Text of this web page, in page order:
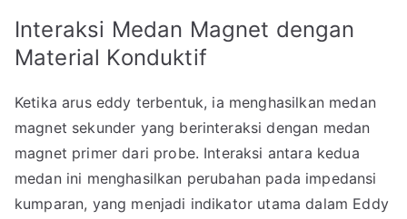
Interaksi Medan Magnet dengan
Material Konduktif
Ketika arus eddy terbentuk, ia menghasilkan medan
magnet sekunder yang berinteraksi dengan medan
magnet primer dari probe. Interaksi antara kedua
medan ini menghasilkan perubahan pada impedansi
kumparan, yang menjadi indikator utama dalam Eddy